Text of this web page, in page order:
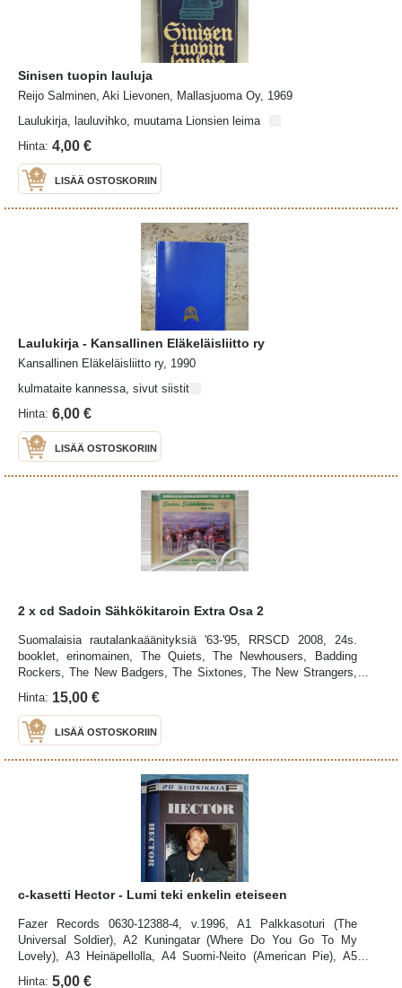
Sinisen tuopin lauluja
Reijo Salminen, Aki Lievonen, Mallasjuoma Oy, 1969
Laulukirja, lauluvihko, muutama Lionsien leima
Hinta: 4,00 €
LISÄÄ OSTOSKORIIN
Laulukirja - Kansallinen Eläkeläisliitto ry
Kansallinen Eläkeläisliitto ry, 1990
kulmataite kannessa, sivut siistit
Hinta: 6,00 €
LISÄÄ OSTOSKORIIN
2 x cd Sadoin Sähkökitaroin Extra Osa 2
Suomalaisia rautalankaäänityksiä '63-'95, RRSCD 2008, 24s.
booklet, erinomainen, The Quiets, The Newhousers, Badding
Rockers, The New Badgers, The Sixtones, The New Strangers,
Sharpers, The Steelers
Hinta: 15,00 €
LISÄÄ OSTOSKORIIN
c-kasetti Hector - Lumi teki enkelin eteiseen
Fazer Records 0630-12388-4, v.1996, A1 Palkkasoturi (The
Universal Soldier), A2 Kuningatar (Where Do You Go To My
Lovely), A3 Heinäpellolla, A4 Suomi-Neito (American Pie), A5
Hinta: 5,00 €